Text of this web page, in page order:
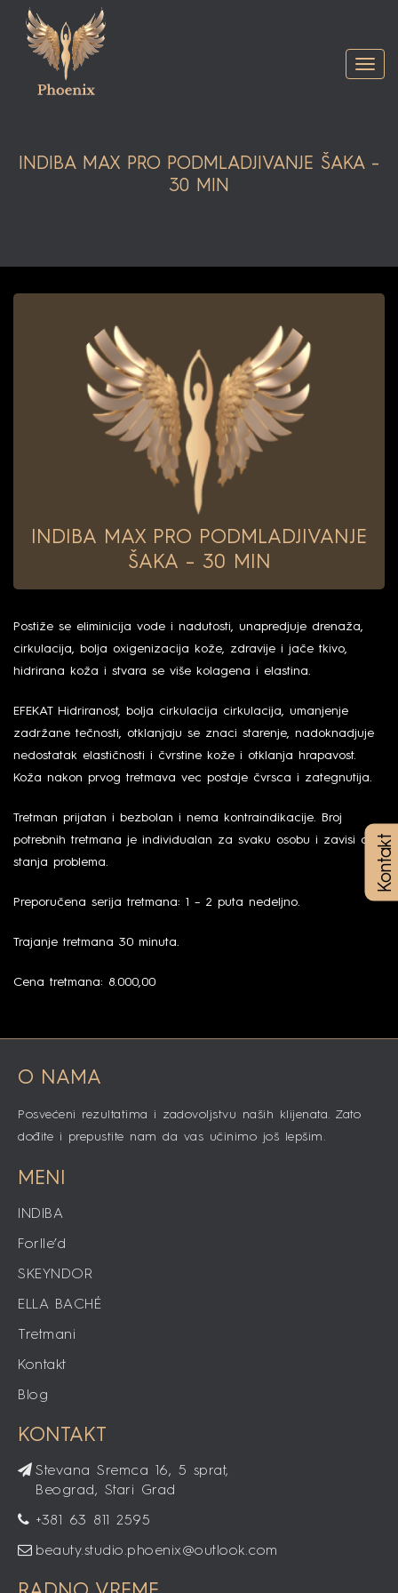
Kontakt
INDIBA MAX PRO PODMLADJIVANJE ŠAKA –
30 MIN
INDIBA MAX PRO PODMLADJIVANJE
ŠAKA – 30 MIN
Postiže se eliminicija vode i nadutosti, unapredjuje drenaža,
cirkulacija, bolja oxigenizacija kože, zdravije i jače tkivo,
hidrirana koža i stvara se više kolagena i elastina.
EFEKAT Hidriranost, bolja cirkulacija cirkulacija, umanjenje
zadržane tečnosti, otklanjaju se znaci starenje, nadoknadjuje
nedostatak elastičnosti i čvrstine kože i otklanja hrapavost.
Koža nakon prvog tretmava vec postaje čvrsca i zategnutija.
Tretman prijatan i bezbolan i nema kontraindikacije. Broj
potrebnih tretmana je individualan za svaku osobu i zavisi od
stanja problema.
Preporučena serija tretmana: 1 – 2 puta nedeljno.
Trajanje tretmana 30 minuta.
Cena tretmana: 8.000,00
O NAMA
Posvećeni rezultatima i zadovoljstvu naših klijenata. Zato
dođite i prepustite nam da vas učinimo još lepšim.
MENI
INDIBA
Forlle’d
SKEYNDOR
ELLA BACHÉ
Tretmani
Kontakt
Blog
KONTAKT
Stevana Sremca 16, 5 sprat,
Beograd, Stari Grad
+381 63 811 2595
beauty.studio.phoenix@outlook.com